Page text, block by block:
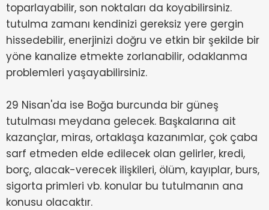
toparlayabilir, son noktaları da koyabilirsiniz.
tutulma zamanı kendinizi gereksiz yere gergin
hissedebilir, enerjinizi doğru ve etkin bir şekilde bir
yöne kanalize etmekte zorlanabilir, odaklanma
problemleri yaşayabilirsiniz.
29 Nisan'da ise Boğa burcunda bir güneş
tutulması meydana gelecek. Başkalarına ait
kazançlar, miras, ortaklaşa kazanımlar, çok çaba
sarf etmeden elde edilecek olan gelirler, kredi,
borç, alacak-verecek ilişkileri, ölüm, kayıplar, burs,
sigorta primleri vb. konular bu tutulmanın ana
konusu olacaktır.